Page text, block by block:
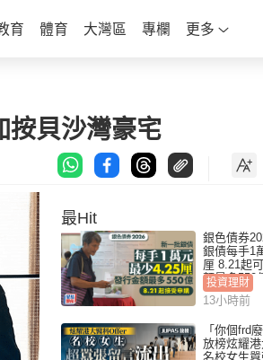
育 體育 大灣區 專欄 更多
按貝沙灣豪宅
最Hit
銀色債券
銀債每手1
厘 8.21起
額最多550
投資理財
13小時前
「你個frd
放榜炫耀
名校女生